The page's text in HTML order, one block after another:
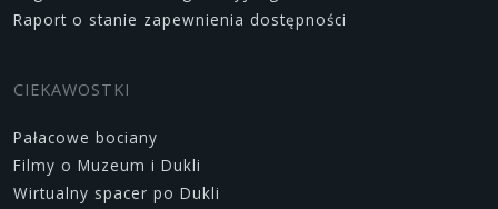
Raport o stanie zapewnienia dostępności
CIEKAWOSTKI
Pałacowe bociany
Filmy o Muzeum i Dukli
Wirtualny spacer po Dukli